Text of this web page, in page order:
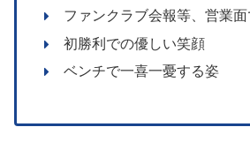
ファンクラブ会報等、営業
初勝利での優しい笑顔
ベンチで一喜一憂する姿